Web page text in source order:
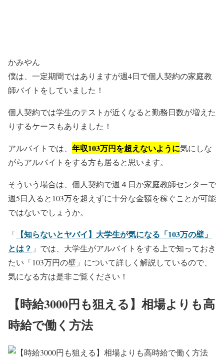
かみやん
僕は、一定期間ではありますが週4日で個人契約の家庭教
師バイトをしていました！
個人契約では学生のテストが近くなると勤務日数が増えた
りするケースもありました！
アルバイトでは、 年収103万円を超えないように気にしな
がらアルバイトをする方も居ると思います。
そういう場合は、個人契約で週４日か家庭教師センターで
週5日入ると103万を超えずに十分な金額を稼ぐことが可能
ではないでしょうか。
「 【知らないとヤバイ】大学生が気になる「103万の壁」
とは？ 」では、大学生がアルバイトをする上で知っておき
たい「103万円の壁」について詳しく解説しているので、
気になる方は是非ご覧ください！
【時給3000円も狙える】相場よりも高
時給で働く方法